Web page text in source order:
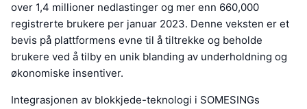
over 1,4 millioner nedlastinger og mer enn 660,000
registrerte brukere per januar 2023. Denne veksten er et
bevis på plattformens evne til å tiltrekke og beholde
brukere ved å tilby en unik blanding av underholdning og
økonomiske insentiver.
Integrasjonen av blokkjede-teknologi i SOMESINGs